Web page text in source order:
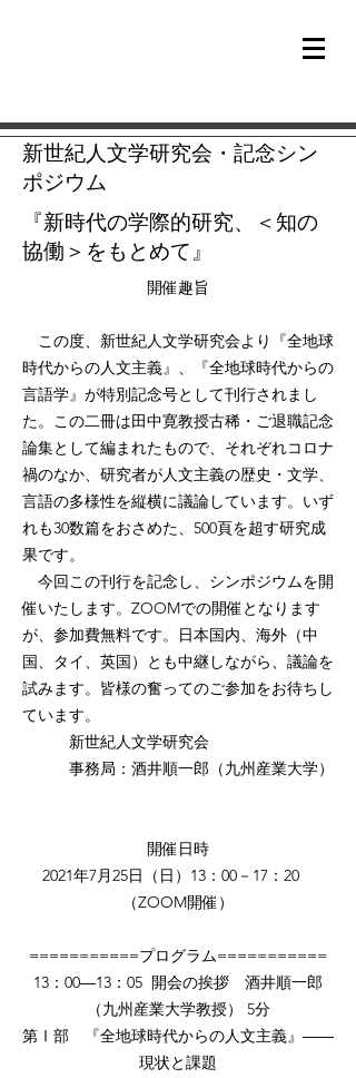
新世紀人文学研究会・記念シン
ポジウム
『新時代の学際的研究、＜知の
協働＞をもとめて』
​開催趣旨
この度、新世紀人文学研究会より『全地球
時代からの人文主義』、『全地球時代からの
言語学』が特別記念号として刊行されまし
た。この二冊は田中寛教授古稀・ご退職記念
論集として編まれたもので、それぞれコロナ
禍のなか、研究者が人文主義の歴史・文学、
言語の多様性を縦横に議論しています。いず
れも30数篇をおさめた、500頁を超す研究成
果です。
今回この刊行を記念し、シンポジウムを開
催いたします。ZOOMでの開催となります
が、参加費無料です。日本国内、海外（中
国、タイ、英国）とも中継しながら、議論を
試みます。皆様の奮ってのご参加をお待ちし
ています。
新世紀人文学研究会
事務局：酒井順一郎（九州産業大学）
開催日時
2021年7月25日（日）13：00－17：20
（ZOOM開催）
===========プログラム===========
13：00―13：05 開会の挨拶 酒井順一郎
（九州産業大学教授） 5分
第Ⅰ部 『全地球時代からの人文主義』――
現状と課題